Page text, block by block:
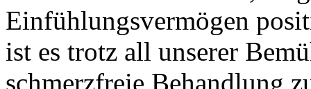
Einfühlungsvermögen
ist es trotz all unserer
schmerzfreie Behandlung